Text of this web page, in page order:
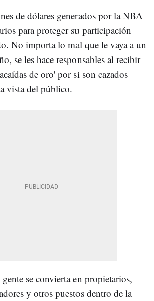
de dólares generados por la NBA
para proteger su participación
No importa lo mal que le vaya a un
se les hace responsables al recibir
de oro' por si son cazados
vista del público.
se convierta en propietarios,
y otros puestos dentro de la